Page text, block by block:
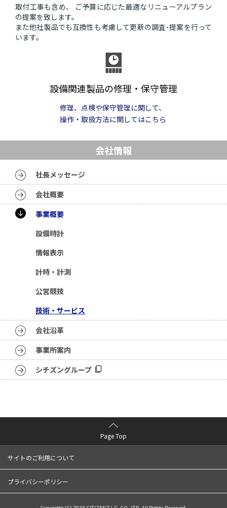
取付工事も含め、 ご予算に応じた最適なリニューアルプラン
の提案を致します。
また他社製品でも互換性も考慮して更新の調査･提案を行って
います。
設備関連製品の修理・保守管理
修理、点検や保守管理に関して、
操作・取扱方法に関してはこちら
会社情報
社長メッセージ
会社概要
事業概要
設備時計
情報表示
計時・計測
公営競技
技術・サービス
会社沿革
事業所案内
シチズングループ
Page Top
サイトのご利用について
プライバシーポリシー